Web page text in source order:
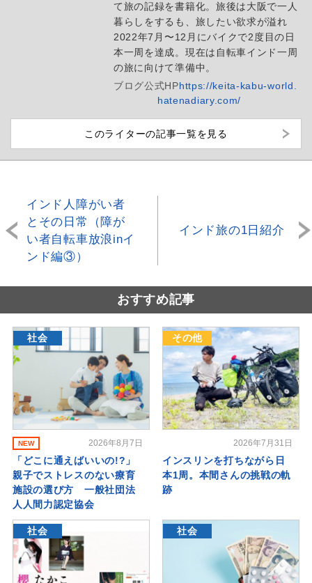
て旅の記録を書籍化。旅後は大阪で一人
暮らしをするも、旅したい欲求が溢れ
2022年7月〜12月にバイクで2度目の日
本一周を達成。現在は自転車インド一周
の旅に向けて準備中。
ブログ公式HPhttps://keita-kabu-world.
hatenadiary.com/
このライターの記事一覧を見る
インド人障がい者
とその日常（障が
い者自転車放浪inイ
ンド編③）
インド旅の1日紹介
おすすめ記事
社会
NEW 2026年8月7日
「どこに通えばいいの!?」
親子でストレスのない療育
施設の選び方 一般社団法
人人間力認定協会
その他
2026年7月31日
インスリンを打ちながら日
本1周。本間さんの挑戦の軌
跡
社会 社会